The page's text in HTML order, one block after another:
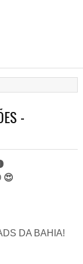
-
😍
DA BAHIA!